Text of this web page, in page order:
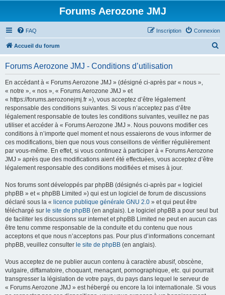
Forums Aerozone JMJ
FAQ Connexion
Inscription
Accueil du forum
Forums Aerozone JMJ - Conditions d’utilisation
En accédant à « Forums Aerozone JMJ » (désigné ci-après par « nous »,
« notre », « nos », « Forums Aerozone JMJ » et
« https://forums.aerozonejmj.fr »), vous acceptez d’être légalement
responsable des conditions suivantes. Si vous n’acceptez pas d’être
légalement responsable de toutes les conditions suivantes, veuillez ne pas
utiliser et accéder à « Forums Aerozone JMJ ». Nous pouvons modifier ces
conditions à n’importe quel moment et nous essaierons de vous informer de
ces modifications, bien que nous vous conseillons de vérifier régulièrement
par vous-même. En effet, si vous continuez à participer à « Forums Aerozone
JMJ » après que des modifications aient été effectuées, vous acceptez d’être
légalement responsable des conditions modifiées et mises à jour.
Nos forums sont développés par phpBB (désignés ci-après par « logiciel
phpBB » et « phpBB Limited ») qui est un logiciel de forum de discussions
déclaré sous la « licence publique générale GNU 2.0 » et qui peut être
téléchargé sur le site de phpBB (en anglais). Le logiciel phpBB a pour seul but
de faciliter les discussions sur internet et phpBB Limited ne peut en aucun cas
être tenu comme responsable de la conduite et du contenu que nous
acceptons et que nous n’acceptons pas. Pour plus d’informations concernant
phpBB, veuillez consulter le site de phpBB (en anglais).
Vous acceptez de ne publier aucun contenu à caractère abusif, obscène,
vulgaire, diffamatoire, choquant, menaçant, pornographique, etc. qui pourrait
transgresser la législation de votre pays, du pays dans lequel le serveur de
« Forums Aerozone JMJ » est hébergé ou encore la loi internationale. Si vous